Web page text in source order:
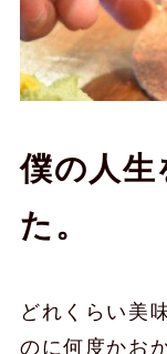
僕の人生
た。
どれくらい美
のに何度かお